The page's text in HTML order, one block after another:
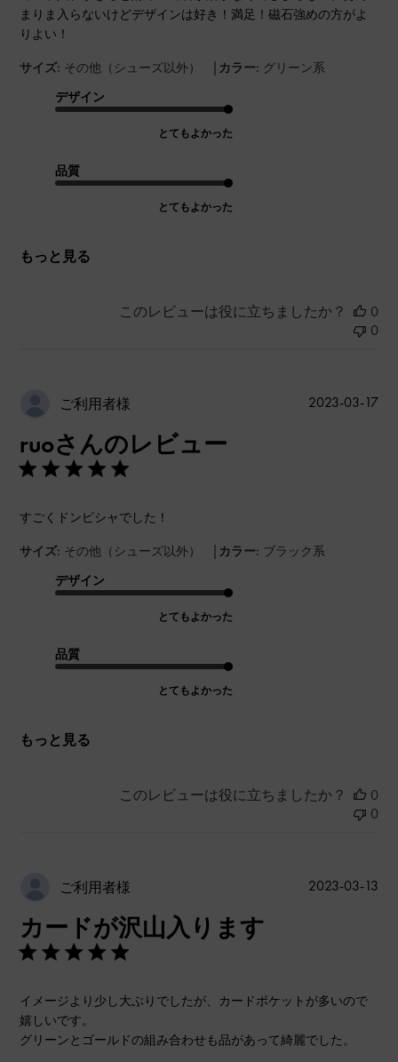
まりま入らないけどデザインは好き！満足！磁石強めの方がよ
りよい！
サイズ: その他（シューズ以外） | カラー: グリーン系
デザイン
とてもよかった
品質
とてもよかった
もっと見る
このレビューは役に立ちましたか？
0
0
ご利用者様
ruoさんのレビュー
すごくドンピシャでした！
サイズ: その他（シューズ以外） | カラー: ブラック系
デザイン
とてもよかった
品質
とてもよかった
もっと見る
公
2023-03-17
このレビューは役に立ちましたか？
0
0
ご利用者様
カードが沢山入ります
イメージより少し大ぶりでしたが、カードポケットが多いので
嬉しいです。
グリーンとゴールドの組み合わせも品があって綺麗でした。
公
2023-03-13